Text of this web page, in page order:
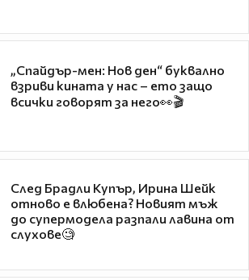
„Спайдър-мен: Нов ден“ буквално
взриви кината у нас – ето защо
всички говорят за него👀🎬
След Брадли Купър, Ирина Шейк
отново е влюбена? Новият мъж
до супермодела разпали лавина от
слухове🧐